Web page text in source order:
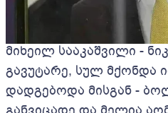
მიხეილ სააკაშვილი -
გავუტარე, სულ მქონდა
დადგებოდა მისგან -